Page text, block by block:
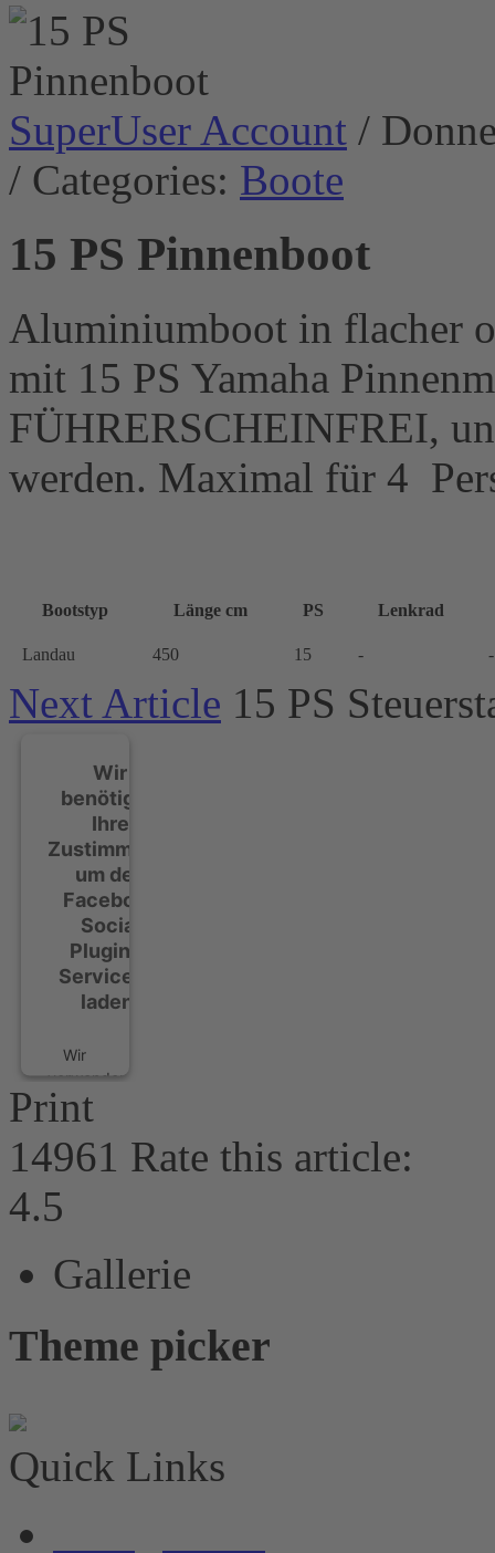
SuperUser Account /
/ Categories: Boote
15 PS Pinnenboot
Aluminiumboot in flacher
mit 15 PS Yamaha
FÜHRERSCHEINFREI,
werden. Maximal für 4
Bootstyp Länge cm PS Lenkrad
Landau 450 15 - -
Next Article 15 PS
Wir
benötigen
Ihre
Zustimmung,
um den
Facebook
Social
Plugins-
Service zu
laden!
Wir
verwenden
Facebook
Social
Plugins,
um
Inhalte
einzubetten.
Service
kann
Ihren
lesen
Sie die
Print
14961 Rate this article:
4.5
Gallerie
Theme picker
Quick Links